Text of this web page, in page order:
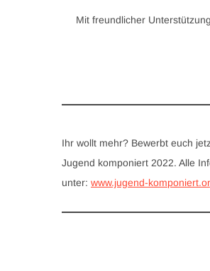
Mit freundlicher
Ihr wollt mehr? Bewerbt euch
Jugend komponiert 2022. Alle
unter: www.jugend-